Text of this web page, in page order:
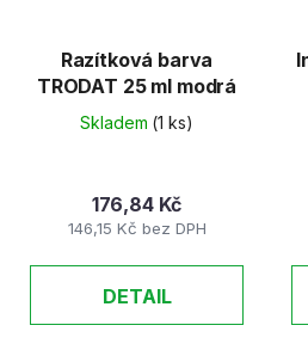
Razítková barva
TRODAT 25 ml modrá
Skladem (1 ks)
146,15 Kč bez DPH
176,84 Kč
DETAIL